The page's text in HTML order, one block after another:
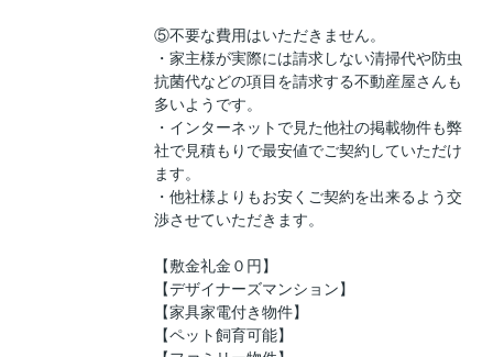
⑤不要な費用はいただきません。
・家主様が実際には請求しない清掃代や防虫
抗菌代などの項目を請求する不動産屋さんも
多いようです。
・インターネットで見た他社の掲載物件も弊
社で見積もりで最安値でご契約していただけ
ます。
・他社様よりもお安くご契約を出来るよう交
渉させていただきます。
【敷金礼金０円】
【デザイナーズマンション】
【家具家電付き物件】
【ペット飼育可能】